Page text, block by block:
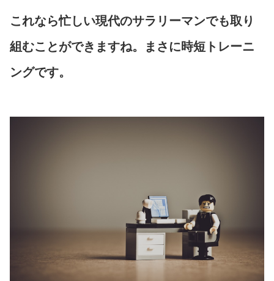
これなら忙しい現代のサラリーマンでも取り
組むことができますね。まさに時短トレーニ
ングです。